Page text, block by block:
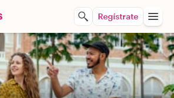
Regístrate